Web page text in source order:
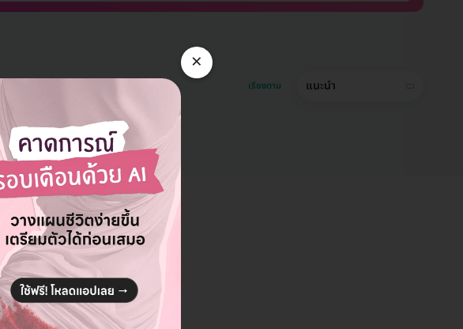
เรียงตาม แนะนำ
งไลน์
×